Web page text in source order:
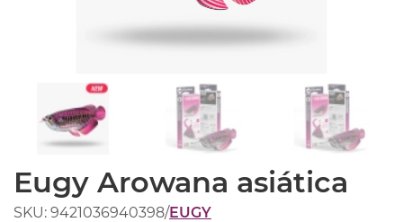
Eugy Arowana asiática
SKU: 9421036940398/EUGY